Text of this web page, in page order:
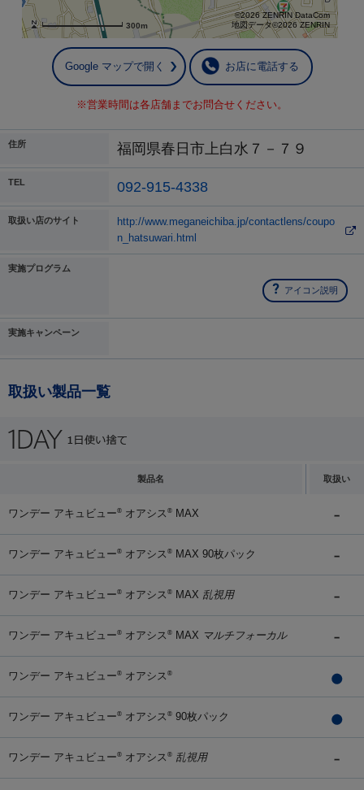
300m
©2026 ZENRIN DataCom
地図データ©2026 ZENRIN
Google マップで開く お店に電話する
※営業時間は各店舗までお問合せください。
住所 福岡県春日市上白水７－７９
TEL 092-915-4338
取扱い店のサイト
http://www.meganeichiba.jp/contactlens/coupo
n_hatsuwari.html
実施プログラム
アイコン説明
実施キャンペーン
取扱い製品一覧
製品名 取扱い
ワンデー アキュビュー® オアシス ® MAX
ワンデー アキュビュー® オアシス ® MAX 90枚パック
ワンデー アキュビュー® オアシス ® MAX 乱視用
ワンデー アキュビュー® オアシス ® MAX マルチフォーカル
ワンデー アキュビュー® オアシス ®
ワンデー アキュビュー® オアシス ® 90枚パック
ワンデー アキュビュー® オアシス ® 乱視用